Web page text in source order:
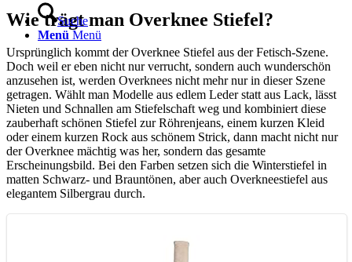
Suche
Menü Menü
Wie trägt man Overknee Stiefel?
Ursprünglich kommt der Overknee Stiefel aus der Fetisch-Szene.
Doch weil er eben nicht nur verrucht, sondern auch wunderschön
anzusehen ist, werden Overknees nicht mehr nur in dieser Szene
getragen. Wählt man Modelle aus edlem Leder statt aus Lack, lässt
Nieten und Schnallen am Stiefelschaft weg und kombiniert diese
zauberhaft schönen Stiefel zur Röhrenjeans, einem kurzen Kleid
oder einem kurzen Rock aus schönem Strick, dann macht nicht nur
der Overknee mächtig was her, sondern das gesamte
Erscheinungsbild. Bei den Farben setzen sich die Winterstiefel in
matten Schwarz- und Brauntönen, aber auch Overkneestiefel aus
elegantem Silbergrau durch.